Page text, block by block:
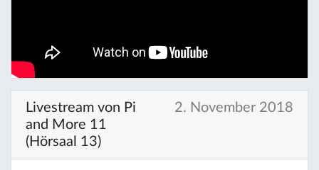
Livestream von Pi
and More 11
(Hörsaal 13)
2. November 2018